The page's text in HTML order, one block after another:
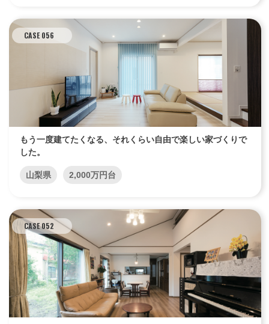
CASE 056
もう一度建てたくなる、それくらい自由で楽しい家づくりで
した。
山梨県 2,000万円台
CASE 052